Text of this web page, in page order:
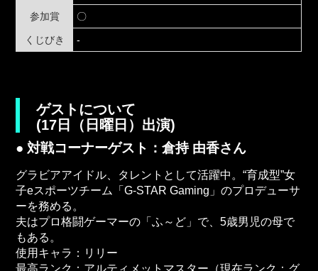
参加賞 〇
くじびき -
ゲストについて
(17日（日曜日）出演)
● 対戦コーナーゲスト：倉持 由香さん
グラビアアイドル、タレントとして活躍中。“育成型”女
子eスポーツチーム「G-STAR Gaming」のプロデューサ
ーを務める。
夫はプロ格闘ゲーマーの「ふ～ど」で、5歳男児の母で
もある。
使用キャラ：リリー